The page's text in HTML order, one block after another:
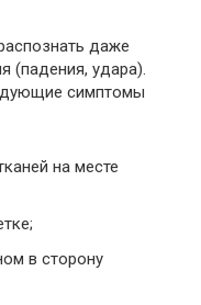
даже
(падения, удара).
симптомы
на месте
в сторону